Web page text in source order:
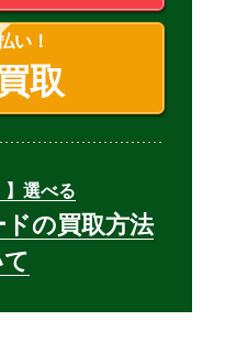
い！
取
】選べる
の買取方法